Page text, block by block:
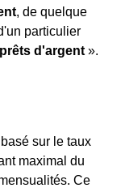
, de quelque
particulier
d'argent ».
sur le taux
maximal du
Ce